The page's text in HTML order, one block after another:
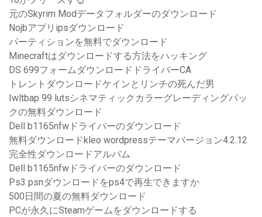
元のSkyrim Modデータフォルダーのダウンロード
Nojbアプリipsダウンロード
パーティションを無料でダウンロード
Minecraftはダウンロードする方法をハッキング
DS 699フォームダウンロードドライバーCA
トレントダウンロードケインとリンチの死んだ男
Iwltbap 99 lutsシネマティックカラーグレーディングパッ
クの無料ダウンロード
Dell b1165nfwドライバーのダウンロード
無料ダウンロードkleo wordpressテーマバージョン4.2.12
完全性ダウンロードアルバム
Dell b1165nfwドライバーのダウンロード
Ps3 psnダウンロードをps4で再生できますか
500日間の夏の無料ダウンロード
PCが永久にSteamゲームをダウンロードする